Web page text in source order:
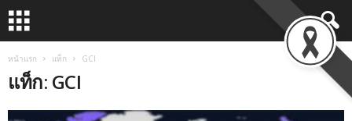
หน้าแรก แท็ก GCI
แท็ก: GCI